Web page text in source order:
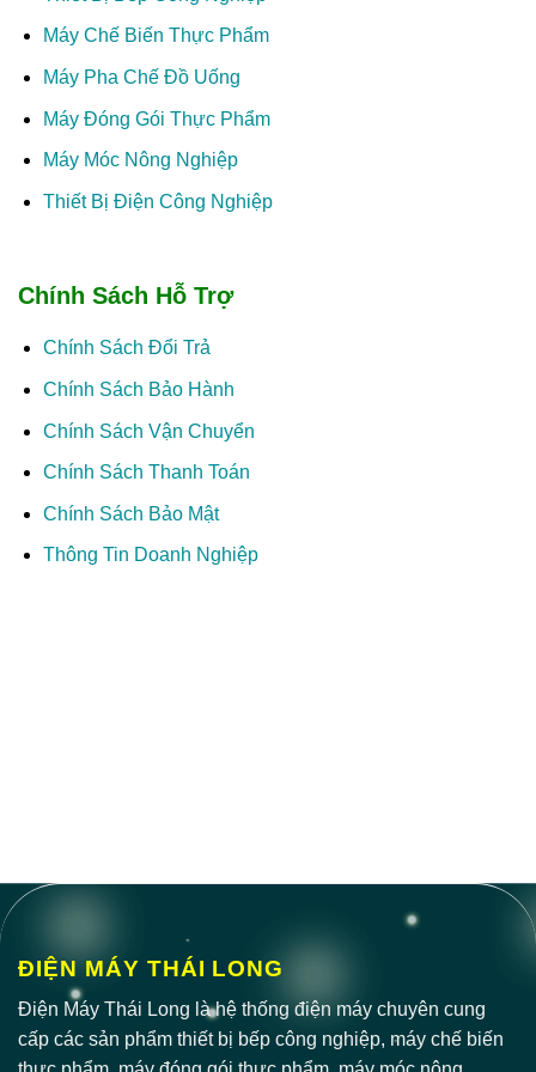
Máy Chế Biến Thực Phẩm
Máy Pha Chế Đồ Uống
Máy Đóng Gói Thực Phẩm
Máy Móc Nông Nghiệp
Thiết Bị Điện Công Nghiệp
Chính Sách Hỗ Trợ
Chính Sách Đổi Trả
Chính Sách Bảo Hành
Chính Sách Vận Chuyển
Chính Sách Thanh Toán
Chính Sách Bảo Mật
Thông Tin Doanh Nghiệp
ĐIỆN MÁY THÁI LONG
Điện Máy Thái Long là hệ thống điện máy chuyên cung
cấp các sản phẩm thiết bị bếp công nghiệp, máy chế biến